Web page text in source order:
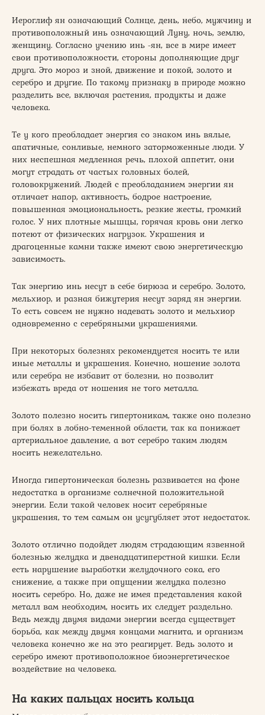
Иероглиф ян означающий Солнце, день, небо, мужчину и
противоположный инь означающий Луну, ночь, землю,
женщину. Согласно учению инь -ян, все в мире имеет
свои противоположности, стороны дополняющие друг
друга. Это мороз и зной, движение и покой, золото и
серебро и другие. По такому признаку в природе можно
разделить все, включая растения, продукты и даже
человека.
Те у кого преобладает энергия со знаком инь вялые,
апатичные, сонливые, немного заторможенные люди. У
них неспешная медленная речь, плохой аппетит, они
могут страдать от частых головных болей,
головокружений. Людей с преобладанием энергии ян
отличает напор, активность, бодрое настроение,
повышенная эмоциональность, резкие жесты, громкий
голос. У них плотные мышцы, горячая кровь они легко
потеют от физических нагрузок. Украшения и
драгоценные камни также имеют свою энергетическую
зависимость.
Так энергию инь несут в себе бирюза и серебро. Золото,
мельхиор, и разная бижутерия несут заряд ян энергии.
То есть совсем не нужно надевать золото и мельхиор
одновременно с серебряными украшениями.
При некоторых болезнях рекомендуется носить те или
иные металлы и украшения. Конечно, ношение золота
или серебра не избавит от болезни, но позволит
избежать вреда от ношения не того металла.
Золото полезно носить гипертоникам, также оно полезно
при болях в лобно-теменной области, так ка понижает
артериальное давление, а вот серебро таким людям
носить нежелательно.
Иногда гипертоническая болезнь развивается на фоне
недостатка в организме солнечной положительной
энергии. Если такой человек носит серебряные
украшения, то тем самым он усугубляет этот недостаток.
Золото отлично подойдет людям страдающим язвенной
болезнью желудка и двенадцатиперстной кишки. Если
есть нарушение выработки желудочного сока, его
снижение, а также при опущении желудка полезно
носить серебро. Но, даже не имея представления какой
металл вам необходим, носить их следует раздельно.
Ведь между двумя видами энергии всегда существует
борьба, как между двумя концами магнита, и организм
человека конечно же на это реагирует. Ведь золото и
серебро имеют противоположное биоэнергетическое
воздействие на человека.
На каких пальцах носить кольца